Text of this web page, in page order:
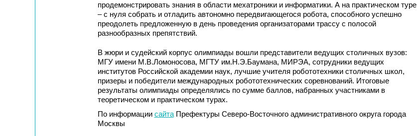
продемонстрировать знания в области мехатроники и информатики. А на практическом туре
– с нуля собрать и отладить автономно передвигающегося робота, способного успешно
преодолеть предложенную в день проведения организаторами трассу с полосой
разнообразных препятствий.
В жюри и судейский корпус олимпиады вошли представители ведущих столичных вузов:
МГУ имени М.В.Ломоносова, МГТУ им.Н.Э.Баумана, МИРЭА, сотрудники ведущих
институтов Российской академии наук, лучшие учителя робототехники столичных школ,
призеры и победители международных робототехнических соревнований. Итоговые
результаты олимпиады определялись по сумме баллов, набранных участниками в
теоретическом и практическом турах.
По информации сайтаПрефектуры Северо-Восточного административного округа города
Москвы